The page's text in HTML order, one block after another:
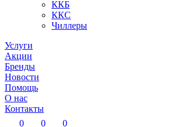
ККБ
ККС
Чиллеры
Услуги
Акции
Бренды
Новости
Помощь
О нас
Контакты
0
0
0